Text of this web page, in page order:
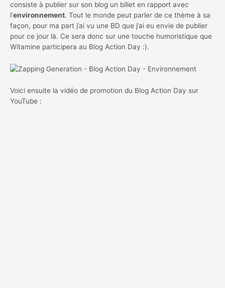
consiste à publier sur son blog un billet en rapport avec
l’environnement. Tout le monde peut parler de ce thème à sa
façon, pour ma part j’ai vu une BD que j’ai eu envie de publier
pour ce jour là. Ce sera donc sur une touche humoristique que
Witamine participera au Blog Action Day :).
Voici ensuite la vidéo de promotion du Blog Action Day sur
YouTube :